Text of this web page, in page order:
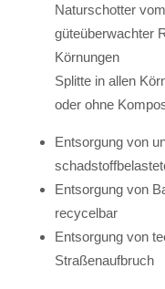
Naturschotter
güteüberwachter
Körnungen
Splitte in allen
oder ohne
Entsorgung von
Entsorgung von
recycelbar
Entsorgung von
Straßenaufbruch